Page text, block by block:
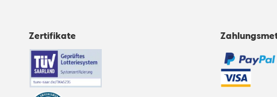
Zertifikate